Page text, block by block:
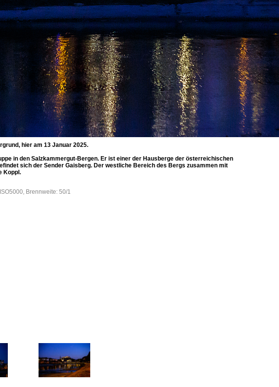
hier am 13 Januar 2025.
in den Salzkammergut-Bergen. Er ist einer der Hausberge der österreichischen
sich der Sender Gaisberg. Der westliche Bereich des Bergs zusammen mit
Koppl.
Brennweite: 50/1